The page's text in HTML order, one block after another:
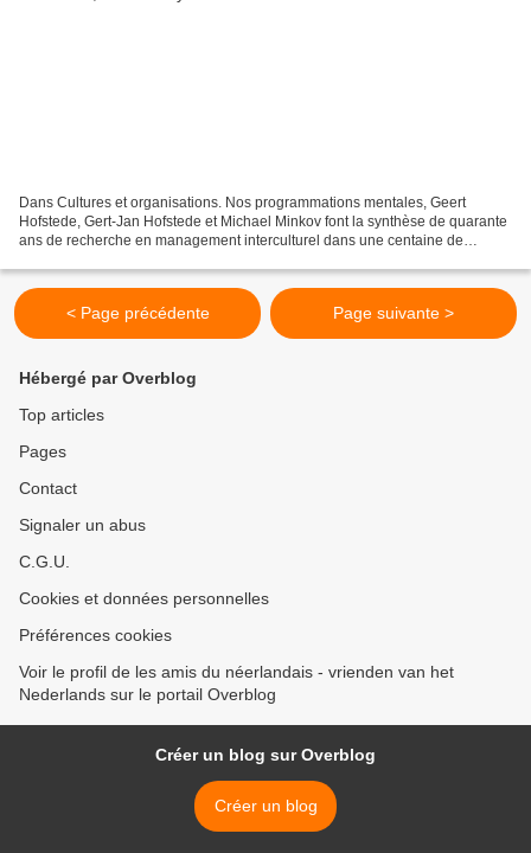
Dans Cultures et organisations. Nos programmations mentales, Geert
Hofstede, Gert-Jan Hofstede et Michael Minkov font la synthèse de quarante
ans de recherche en management interculturel dans une centaine de
< Page précédente Page suivante >
Hébergé par Overblog
Top articles
Pages
Contact
Signaler un abus
C.G.U.
Cookies et données personnelles
Préférences cookies
Voir le profil de les amis du néerlandais - vrienden van het
Nederlands sur le portail Overblog
Créer un blog sur Overblog
Créer un blog